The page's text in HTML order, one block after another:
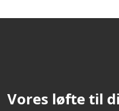
Vores løfte til